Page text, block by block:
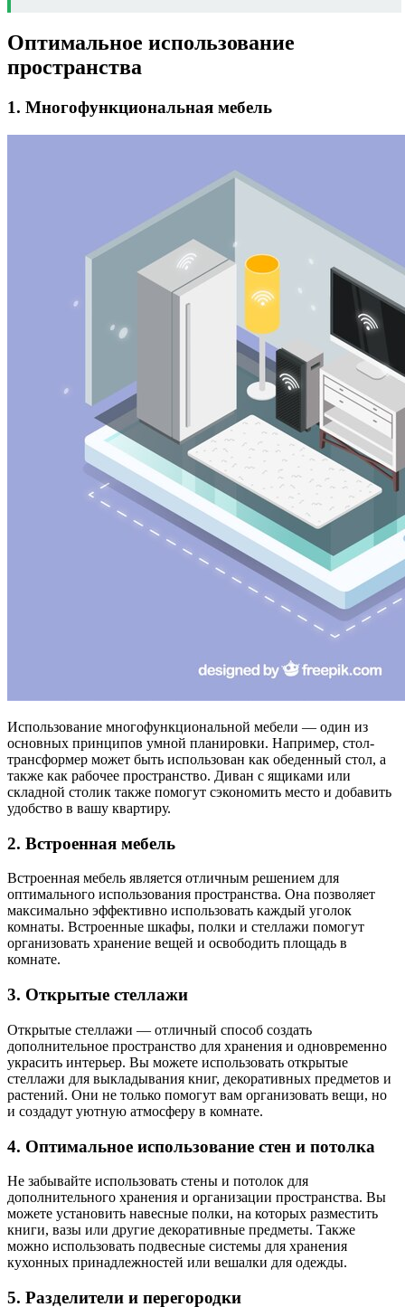
Оптимальное использование
пространства
1. Многофункциональная мебель
Использование многофункциональной мебели — один из
основных принципов умной планировки. Например, стол-
трансформер может быть использован как обеденный стол, а
также как рабочее пространство. Диван с ящиками или
складной столик также помогут сэкономить место и добавить
удобство в вашу квартиру.
2. Встроенная мебель
Встроенная мебель является отличным решением для
оптимального использования пространства. Она позволяет
максимально эффективно использовать каждый уголок
комнаты. Встроенные шкафы, полки и стеллажи помогут
организовать хранение вещей и освободить площадь в
комнате.
3. Открытые стеллажи
Открытые стеллажи — отличный способ создать
дополнительное пространство для хранения и одновременно
украсить интерьер. Вы можете использовать открытые
стеллажи для выкладывания книг, декоративных предметов и
растений. Они не только помогут вам организовать вещи, но
и создадут уютную атмосферу в комнате.
4. Оптимальное использование стен и потолка
Не забывайте использовать стены и потолок для
дополнительного хранения и организации пространства. Вы
можете установить навесные полки, на которых разместить
книги, вазы или другие декоративные предметы. Также
можно использовать подвесные системы для хранения
кухонных принадлежностей или вешалки для одежды.
5. Разделители и перегородки